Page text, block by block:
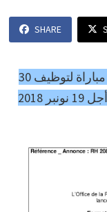
SHARE
مكتب التكوين المهني وإنعاش الشغل مباراة لتوظيف 30